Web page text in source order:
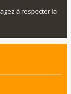
à respecter la